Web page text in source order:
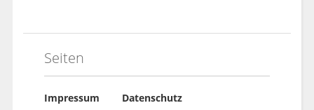
Seiten
Impressum Datenschutz